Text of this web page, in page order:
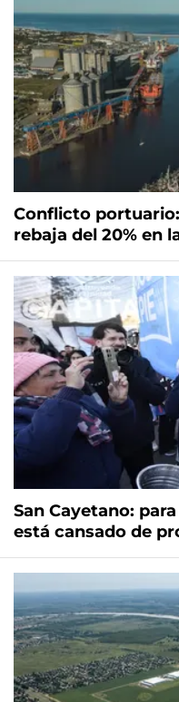
Conflicto
rebaja del 20% en
San Cayetano:
está cansado de